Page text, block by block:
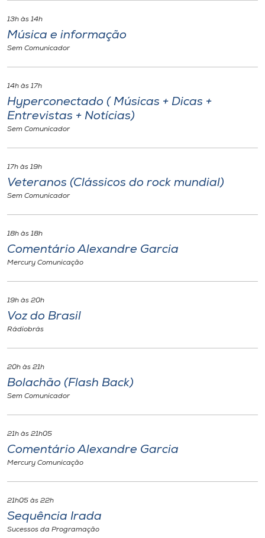
13h às 14h
Música e informação
Sem Comunicador
14h às 17h
Hyperconectado ( Músicas + Dicas +
Entrevistas + Notícias)
Sem Comunicador
17h às 19h
Veteranos (Clássicos do rock mundial)
Sem Comunicador
18h às 18h
Comentário Alexandre Garcia
Mercury Comunicação
19h às 20h
Voz do Brasil
Rádiobrás
20h às 21h
Bolachão (Flash Back)
Sem Comunicador
21h às 21h05
Comentário Alexandre Garcia
Mercury Comunicação
21h05 às 22h
Sequência Irada
Sucessos da Programação